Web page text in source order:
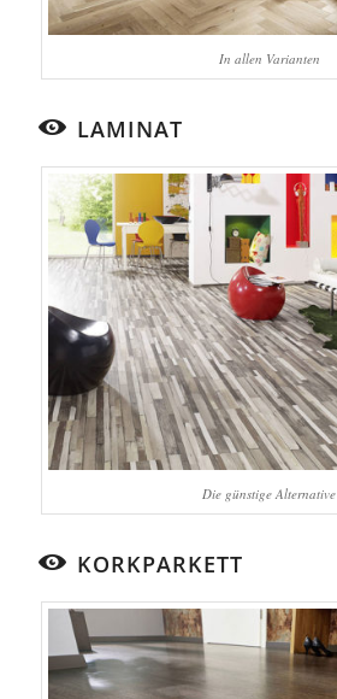
In allen Varianten
LAMINAT
Die günstige Alternative
KORKPARKETT